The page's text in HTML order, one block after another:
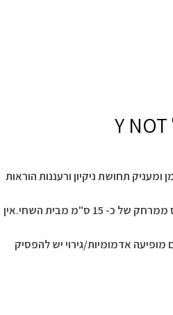
ומעניק תחושת ניקיון ורעננות הוראות
שימוש לנער לפני השימוש.לרסס ממרחק של כ- 15 ס"מ מבית השחי.אין
אדמומיות/גירוי יש להפסיק